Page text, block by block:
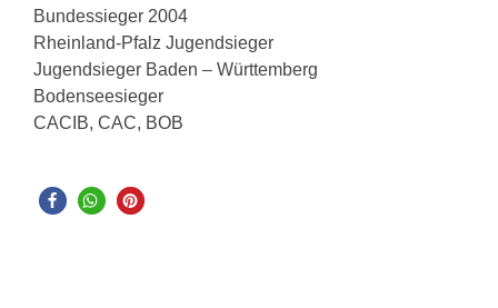
Bundessieger 2004
Rheinland-Pfalz Jugendsieger
Jugendsieger Baden – Württemberg
Bodenseesieger
CACIB, CAC, BOB